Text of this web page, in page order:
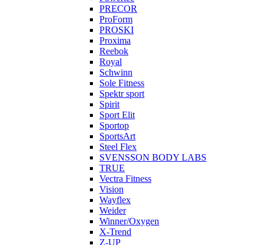
PRECOR
ProForm
PROSKI
Proxima
Reebok
Royal
Schwinn
Sole Fitness
Spektr sport
Spirit
Sport Elit
Sportop
SportsArt
Steel Flex
SVENSSON BODY LABS
TRUE
Vectra Fitness
Vision
Wayflex
Weider
Winner/Oxygen
X-Trend
Z-UP